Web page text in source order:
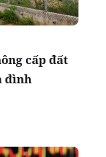
cấp đất
đình